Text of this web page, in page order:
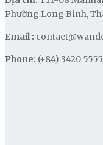
Phường Long Bình,
Email :
Phone: (+84) 3420